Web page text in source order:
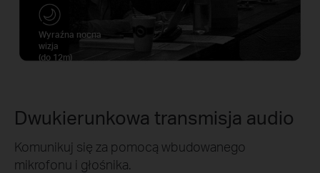
Wyraźna nocna
wizja
(do 12m)
Dwukierunkowa transmisja audio
Komunikuj się za pomocą wbudowanego
mikrofonu i głośnika.